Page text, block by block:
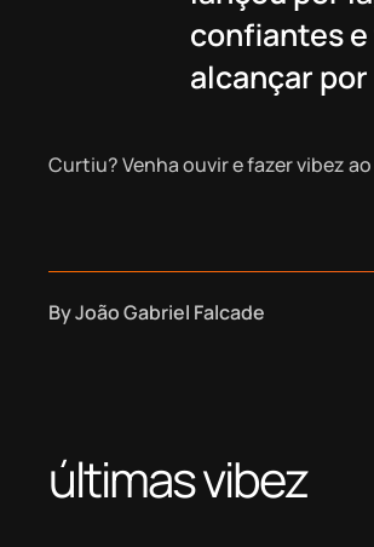
confiantes e
alcançar por
Curtiu? Venha ouvir e fazer vibez
ByJoão Gabriel Falcade
últimas vibez